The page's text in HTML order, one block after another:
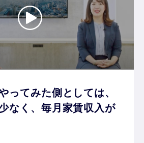
ってみた側としては、
なく、毎月家賃収入が